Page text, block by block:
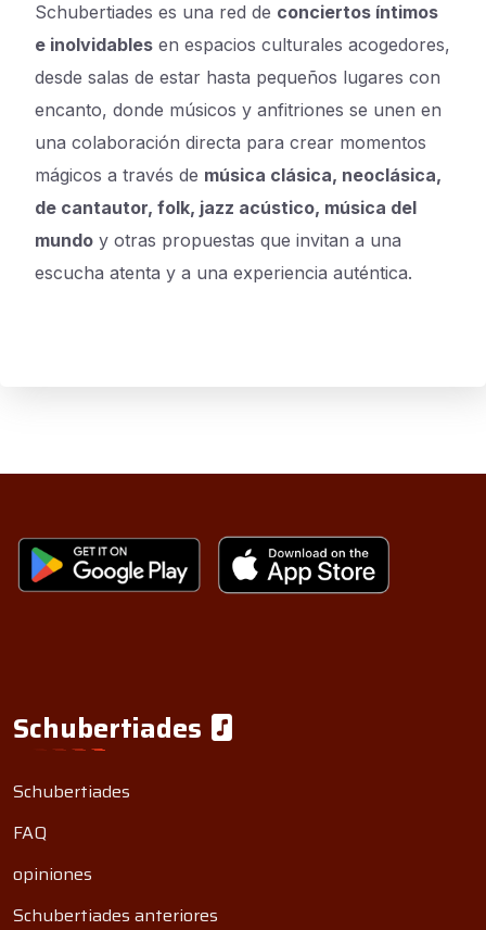
Schubertiades es una red de conciertos íntimos
e inolvidables en espacios culturales acogedores,
desde salas de estar hasta pequeños lugares con
encanto, donde músicos y anfitriones se unen en
una colaboración directa para crear momentos
mágicos a través de música clásica, neoclásica,
de cantautor, folk, jazz acústico, música del
mundo y otras propuestas que invitan a una
escucha atenta y a una experiencia auténtica.
Schubertiades
Schubertiades
FAQ
opiniones
Schubertiades anteriores